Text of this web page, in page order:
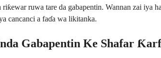
ruwa tare da gabapentin. Wannan zai
cancanci a faɗa wa likitanka.
Gabapentin Ke Shafar